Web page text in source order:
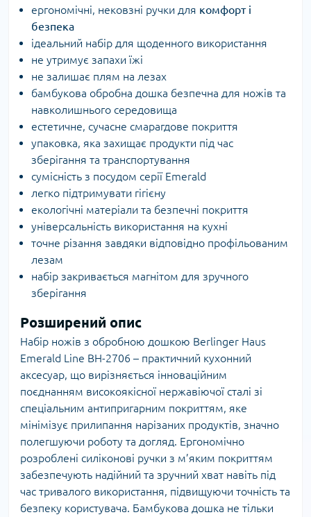
ергономічні, нековзні ручки для комфорт і
безпека
ідеальний набір для щоденного використання
не утримує запахи їжі
не залишає плям на лезах
бамбукова обробна дошка безпечна для ножів та
навколишнього середовища
естетичне, сучасне смарагдове покриття
упаковка, яка захищає продукти під час
зберігання та транспортування
сумісність з посудом серії Emerald
легко підтримувати гігієну
екологічні матеріали та безпечні покриття
універсальність використання на кухні
точне різання завдяки відповідно профільованим
лезам
набір закривається магнітом для зручного
зберігання
Розширений опис
Набір ножів з обробною дошкою Berlinger Haus
Emerald Line BH-2706 – практичний кухонний
аксесуар, що вирізняється інноваційним
поєднанням високоякісної нержавіючої сталі зі
спеціальним антипригарним покриттям, яке
мінімізує прилипання нарізаних продуктів, значно
полегшуючи роботу та догляд. Ергономічно
розроблені силіконові ручки з м’яким покриттям
забезпечують надійний та зручний хват навіть під
час тривалого використання, підвищуючи точність та
безпеку користувача. Бамбукова дошка не тільки